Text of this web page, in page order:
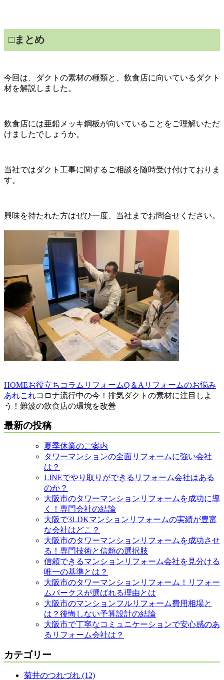
□まとめ
今回は、ダクトの素材の種類と、飲食店に向いているダクト
材を解説しました。
飲食店には亜鉛メッキ鋼板が向いていることをご理解いただ
けましたでしょうか。
当社ではダクト工事に関するご相談を随時受け付けておりま
す。
興味を持たれた方はぜひ一度、当社までお問合せください。
HOMEお役立ちコラム リフォームQ＆A リフォームのお悩み
あれこれコロナ流行中の今！排気ダクトの素材に注目しよ
う！難波の飲食店の環境を改善
最新の投稿
夏季休業のご案内
タワーマンションの全面リフォームに強い会社
は？
LINEでやり取りができるリフォーム会社はある
のか？
大阪市のタワーマンションリフォームを成功に導
く！専門会社の結論
大阪で3LDKマンションリフォームの実績が豊富
な会社はどこ？
大阪市のタワーマンションリフォームを成功させ
る！専門技術と信頼の選択肢
信頼できるマンションリフォーム会社を見分ける
唯一の基準とは？
大阪市のタワーマンションリフォーム！リフォー
ムパークスが選ばれる理由とは
大阪市のマンションフルリフォーム費用相場と
は？後悔しない予算設計の結論
大阪市で丁寧なコミュニケーションで安心感のあ
るリフォーム会社は？
カテゴリー
菊井のつれづれ (12)